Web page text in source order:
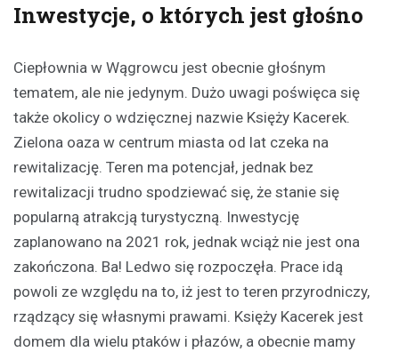
Inwestycje, o których jest głośno
Ciepłownia w Wągrowcu jest obecnie głośnym
tematem, ale nie jedynym. Dużo uwagi poświęca się
także okolicy o wdzięcznej nazwie Księży Kacerek.
Zielona oaza w centrum miasta od lat czeka na
rewitalizację. Teren ma potencjał, jednak bez
rewitalizacji trudno spodziewać się, że stanie się
popularną atrakcją turystyczną. Inwestycję
zaplanowano na 2021 rok, jednak wciąż nie jest ona
zakończona. Ba! Ledwo się rozpoczęła. Prace idą
powoli ze względu na to, iż jest to teren przyrodniczy,
rządzący się własnymi prawami. Księży Kacerek jest
domem dla wielu ptaków i płazów, a obecnie mamy